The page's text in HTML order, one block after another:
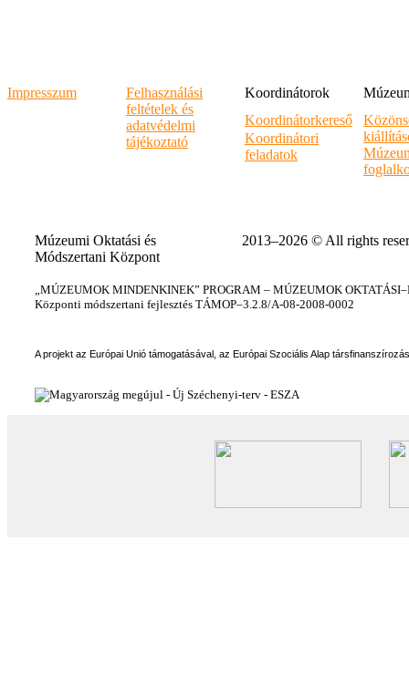
Impresszum
Felhasználási
feltételek és
adatvédelmi
tájékoztató
Koordinátorok
Koordinátorkereső
Koordinátori
feladatok
Múzeumi Oktatási és
Módszertani Központ
2013–2026 © All rights
„MÚZEUMOK MINDENKINEK” PROGRAM – MÚZEUMOK
Központi módszertani fejlesztés TÁMOP–3.2.8/A-08-2008-0002
A projekt az Európai Unió támogatásával, az Európai Szociális Alap